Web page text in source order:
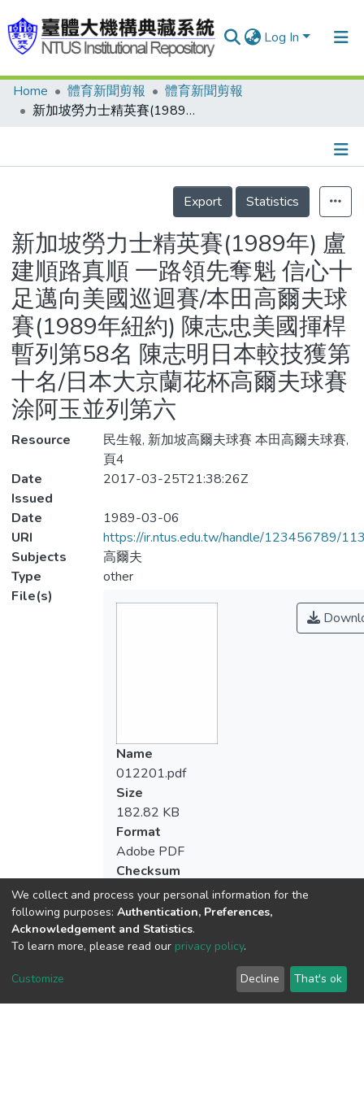
Log In
Communities & Collections
Statistics
Home 體育新聞剪報
體育新聞剪報
新加坡勞力士精英賽(1989年) 盧建順路真順 一路領先奪魁 信心十足邁向美國巡迴賽/本田高爾夫球賽(1989年紐約) 陳志忠美國揮桿暫列第58名 陳志明日本較技獲第十名/日本大京蘭花杯高爾夫球賽 涂阿玉並列第六
Details
Export
Statistics
新加坡勞力士精英賽(1989年) 盧
建順路真順 一路領先奪魁 信心十
足邁向美國巡迴賽/本田高爾夫球
賽(1989年紐約) 陳志忠美國揮桿
暫列第58名 陳志明日本較技獲第
十名/日本大京蘭花杯高爾夫球賽
涂阿玉並列第六
Resource
民生報, 新加坡高爾夫球賽 本田高爾夫球賽,
頁4
Date
Issued
2017-03-25T21:38:26Z
Date
1989-03-06
URI
https://ir.ntus.edu.tw/handle/123456789/
Subjects
高爾夫
Type
other
File(s)
Name
012201.pdf
Size
182.82 KB
Format
Adobe PDF
Checksum
We collect and process your personal information for the
following purposes: Authentication, Preferences,
Acknowledgement and Statistics.
To learn more, please read our privacy policy.
Customize Decline That's ok